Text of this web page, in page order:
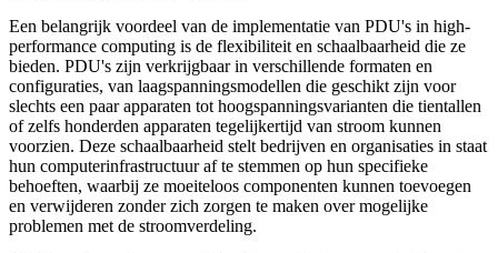
Een belangrijk voordeel van de implementatie van PDU's in high-
performance computing is de flexibiliteit en schaalbaarheid die ze
bieden. PDU's zijn verkrijgbaar in verschillende formaten en
configuraties, van laagspanningsmodellen die geschikt zijn voor
slechts een paar apparaten tot hoogspanningsvarianten die tientallen
of zelfs honderden apparaten tegelijkertijd van stroom kunnen
voorzien. Deze schaalbaarheid stelt bedrijven en organisaties in staat
hun computerinfrastructuur af te stemmen op hun specifieke
behoeften, waarbij ze moeiteloos componenten kunnen toevoegen
en verwijderen zonder zich zorgen te maken over mogelijke
problemen met de stroomverdeling.